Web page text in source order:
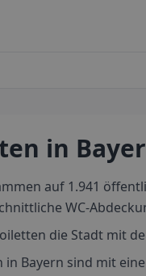
in
auf 1.941
WC-
die Stadt mit
Bayern sind mit